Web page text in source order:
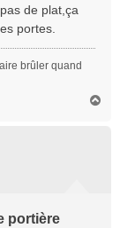
de plat,ça
portes.
brûler quand
portière